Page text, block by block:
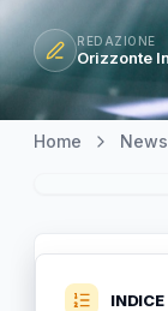
REDAZIONE
Orizzonte
Home News